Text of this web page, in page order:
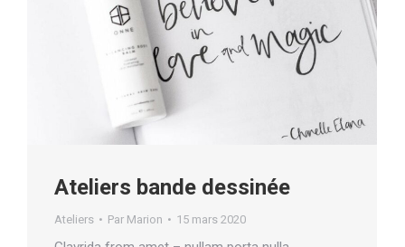
Ateliers bande dessinée
Ateliers Par Marion 15 mars 2020